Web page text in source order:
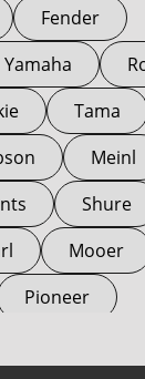
Fender
Yamaha
Tama
Meinl
Shure
Mooer
Pioneer